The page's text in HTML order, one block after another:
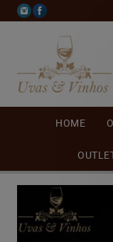
HOME